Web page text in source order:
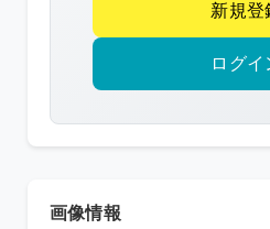
作
権
護
新規登
ログイ
画像情報